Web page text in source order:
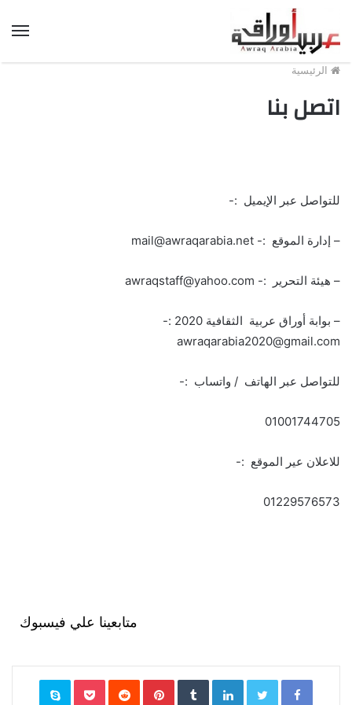
الرئيسية
اتصل بنا
للتواصل عبر الإيميل :-
– إدارة الموقع :- mail@awraqarabia.net
– هيئة التحرير :- awraqstaff@yahoo.com
– بوابة أوراق عربية الثقافية 2020 :-
awraqarabia2020@gmail.com
للتواصل عبر الهاتف / واتساب :-
01001744705
للاعلان عير الموقع :-
01229576573
متابعينا علي فيسبوك
Facebook
Twitter
LinkedIn
‏Tumblr
Pinterest
‏Reddit
Pocket